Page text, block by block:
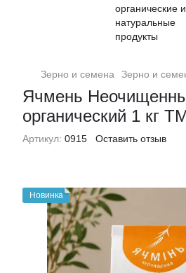
Зерно и семена Зерно и
Ячмень
органический 1 кг
Артикул: 0915 Оставить отзыв
Новинка